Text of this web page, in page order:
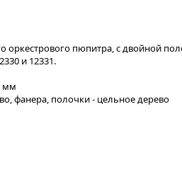
оркестрового пюпитра, с двойной
и 12331.
мм
фанера, полочки - цельное дерево